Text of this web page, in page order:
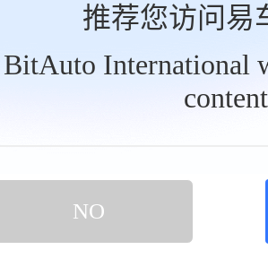
推荐您访问易
International
content
NO